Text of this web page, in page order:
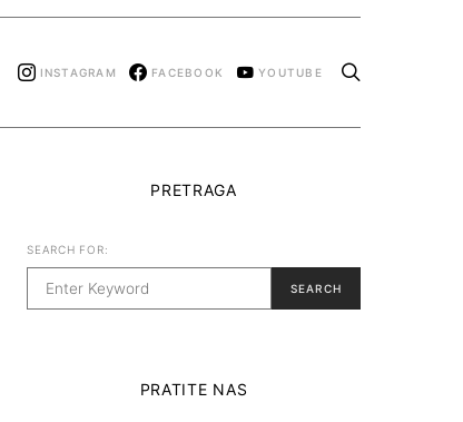
INSTAGRAM FACEBOOK YOUTUBE
PRETRAGA
SEARCH FOR:
SEARCH
PRATITE NAS